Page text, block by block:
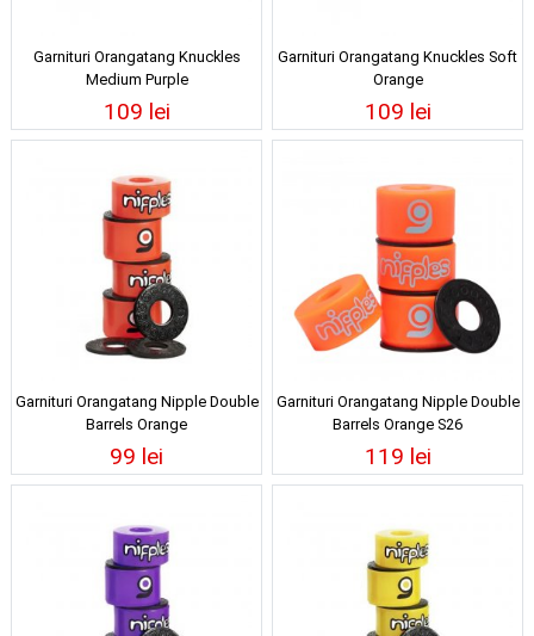
Garnituri Orangatang Knuckles
Medium Purple
109 lei
Garnituri Orangatang Knuckles Soft
Orange
109 lei
Garnituri Orangatang Nipple Double
Barrels Orange
99 lei
Garnituri Orangatang Nipple Double
Barrels Orange S26
119 lei